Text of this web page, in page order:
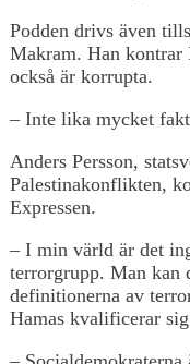
Podden drivs även
Makram. Han kontrar
också är korrupta.
– Inte lika mycket
Anders Persson,
Palestinakonflikten,
Expressen.
– I min värld är det
terrorgrupp. Man kan
definitionerna av
Hamas kvalificerar